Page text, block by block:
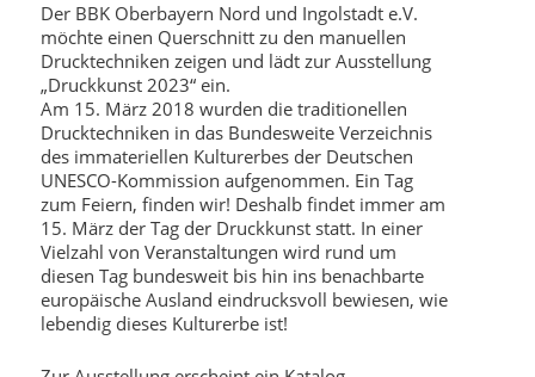
Der BBK Oberbayern Nord und Ingolstadt e.V.
möchte einen Querschnitt zu den manuellen
Drucktechniken zeigen und lädt zur Ausstellung
„Druckkunst 2023“ ein.
Am 15. März 2018 wurden die traditionellen
Drucktechniken in das Bundesweite Verzeichnis
des immateriellen Kulturerbes der Deutschen
UNESCO-Kommission aufgenommen. Ein Tag
zum Feiern, finden wir! Deshalb findet immer am
15. März der Tag der Druckkunst statt. In einer
Vielzahl von Veranstaltungen wird rund um
diesen Tag bundesweit bis hin ins benachbarte
europäische Ausland eindrucksvoll bewiesen, wie
lebendig dieses Kulturerbe ist!